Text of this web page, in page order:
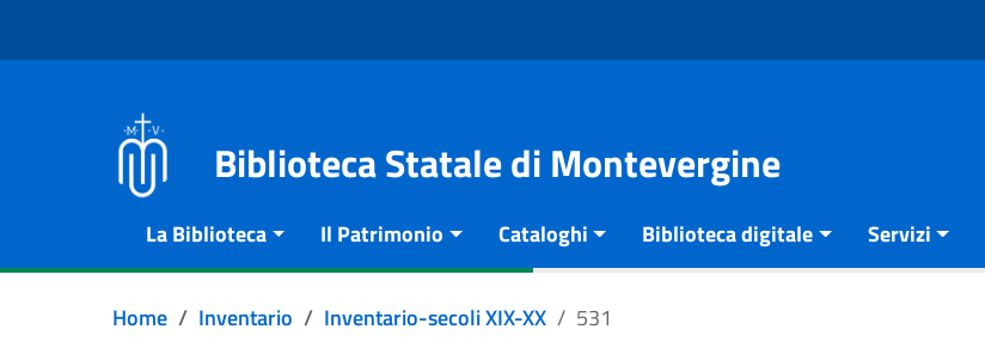
Biblioteca Statale di Montevergine
La Biblioteca Il Patrimonio Cataloghi Biblioteca digitale Servizi
Home Inventario Inventario-secoli XIX-XX 531